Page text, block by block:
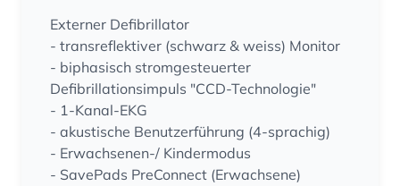
Externer Defibrillator
- transreflektiver (schwarz & weiss) Monitor
- biphasisch stromgesteuerter
Defibrillationsimpuls "CCD-Technologie"
- 1-Kanal-EKG
- akustische Benutzerführung (4-sprachig)
- Erwachsenen-/ Kindermodus
- SavePads PreConnect (Erwachsene)